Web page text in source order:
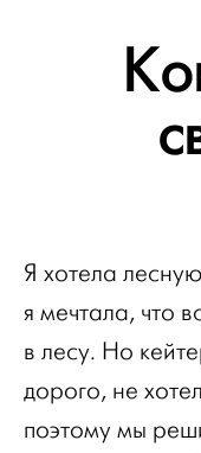
Я хотела
я мечтала, что
в лесу. Но
дорого, не
поэтому мы